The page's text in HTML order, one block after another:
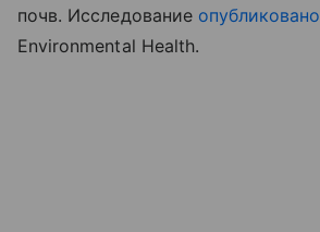
почв. Исследование опубликовано
Environmental Health.